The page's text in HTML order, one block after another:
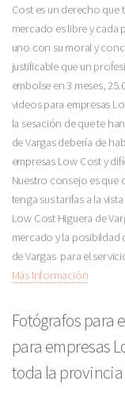
Cost es un derecho
mercado es libre y
uno con su moral y
justificable que un
embolse en 3 meses,
videos para empresas
la sesación de que te
de Vargas debería de
empresas Low Cost y
Nuestro consejo es que
tenga sus tarifas a la
Low Cost Higuera de
mercado y la
de Vargas para el
Más Información
Fotógrafos para
para empresas
toda la